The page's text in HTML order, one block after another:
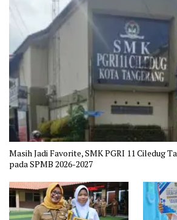
Masih Jadi Favorite, SMK PGRI 11 Ciledug
pada SPMB 2026-2027